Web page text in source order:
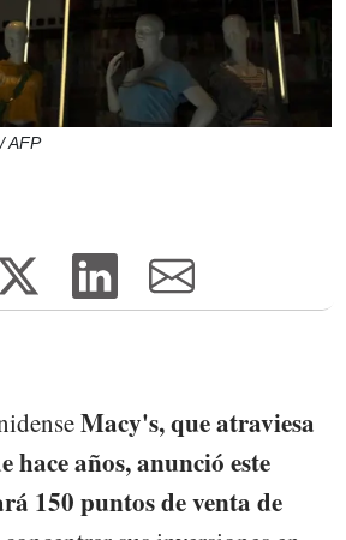
AFP
Macy's, que atraviesa
hace años, anunció este
150 puntos de venta de